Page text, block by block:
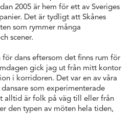
2005 är hem för ett av Sveriges
Det är tydligt att Skånes
som rymmer många
scener.
dans eftersom det finns rum för
gick jag ut från mitt kontor
i korridoren. Det var en av våra
som experimenterade
alltid är folk på väg till eller från
den typen av möten hela tiden,